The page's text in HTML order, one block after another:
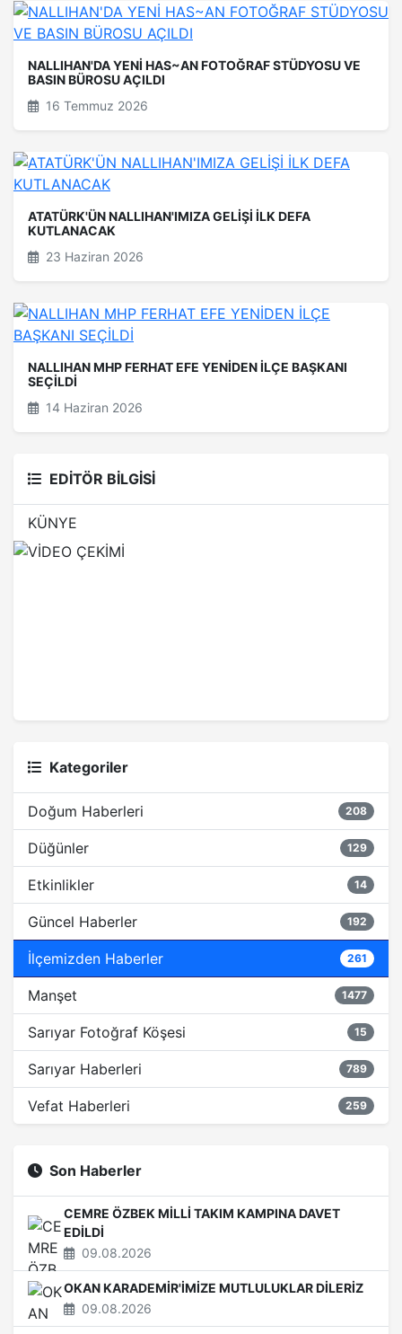
NALLIHAN'DA YENİ HAS~AN FOTOĞRAF STÜDYOSU VE
BASIN BÜROSU AÇILDI
16 Temmuz 2026
ATATÜRK'ÜN NALLIHAN'IMIZA GELİŞİ İLK DEFA
KUTLANACAK
23 Haziran 2026
NALLIHAN MHP FERHAT EFE YENİDEN İLÇE BAŞKANI
SEÇİLDİ
14 Haziran 2026
EDİTÖR BİLGİSİ
KÜNYE
Kategoriler
Doğum Haberleri 208
Düğünler 129
Etkinlikler 14
Güncel Haberler 192
İlçemizden Haberler 261
Manşet 1477
Sarıyar Fotoğraf Köşesi 15
Sarıyar Haberleri 789
Vefat Haberleri 259
Son Haberler
CEMRE ÖZBEK MİLLİ TAKIM KAMPINA DAVET
EDİLDİ
09.08.2026
OKAN KARADEMİR'İMİZE MUTLULUKLAR DİLERİZ
09.08.2026